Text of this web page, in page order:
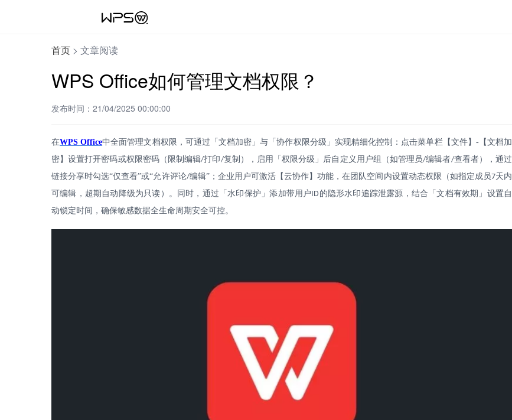
首页 > 文章阅读
WPS Office如何管理文档权限？
发布时间：21/04/2025 00:00:00
在WPS Office中全面管理文档权限，可通过「文档加密」与「协作权限分级」实现精细化控制：点击菜单栏【文件】 -【文档加
密】设置打开密码或权限密码（限制编辑/打印/复制），启用「权限分级」后自定义用户组（如管理员/编辑者/查看者），通过
链接分享时勾选“仅查看”或“允许评论/编辑”；企业用户可激活【云协作】功能，在团队空间内设置动态权限（如指定成员7天内
可编辑，超期自动降级为只读）。同时，通过「水印保护」添加带用户ID的隐形水印追踪泄露源，结合「文档有效期」设置自
动锁定时间，确保敏感数据全生命周期安全可控。